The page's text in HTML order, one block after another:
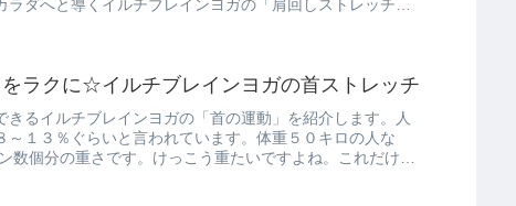
ラダへと導くイルチブレインヨガの「肩回しストレッチ」
ラクに☆イルチブレインヨガの首ストレッチ
きるイルチブレインヨガの「首の運動」を紹介します。人
～１３％ぐらいと言われています。体重５０キロの人な
数個分の重さです。けっこう重たいですよね。これだけの